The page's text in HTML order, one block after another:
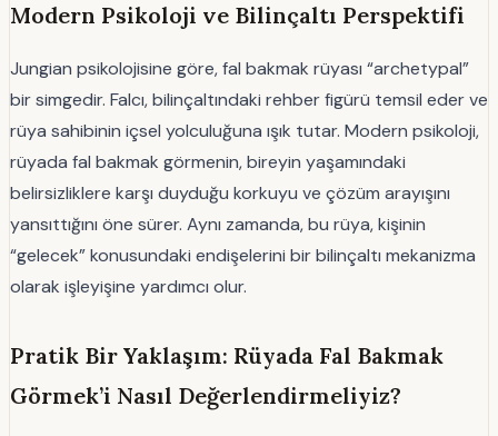
Modern Psikoloji ve Bilinçaltı Perspektifi
Jungian psikolojisine göre, fal bakmak rüyası “archetypal”
bir simgedir. Falcı, bilinçaltındaki rehber figürü temsil eder ve
rüya sahibinin içsel yolculuğuna ışık tutar. Modern psikoloji,
rüyada fal bakmak görmenin, bireyin yaşamındaki
belirsizliklere karşı duyduğu korkuyu ve çözüm arayışını
yansıttığını öne sürer. Aynı zamanda, bu rüya, kişinin
“gelecek” konusundaki endişelerini bir bilinçaltı mekanizma
olarak işleyişine yardımcı olur.
Pratik Bir Yaklaşım: Rüyada Fal Bakmak
Görmek’i Nasıl Değerlendirmeliyiz?